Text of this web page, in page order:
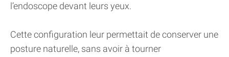
l’endoscope devant leurs yeux.
Cette configuration leur permettait de conserver une
posture naturelle, sans avoir à tourner